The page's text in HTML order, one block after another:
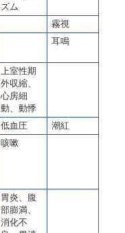
ズム
霧視
耳鳴
上室性期
外収縮、
心房細
動、動悸
低血圧
潮紅
咳嗽
胃炎、腹
部膨満、
消化不